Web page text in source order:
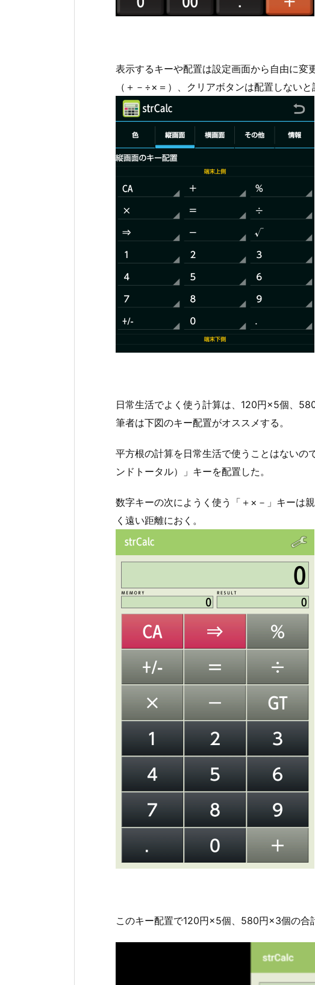
表示するキーや配置は設定画面から自由に
（＋－÷×＝）、クリアボタンは配置しない
日常生活でよく使う計算は、120円×5個、
筆者は下図のキー配置がオススメする。
平方根の計算を日常生活で使うことはない
ンドトータル）」キーを配置した。
数字キーの次にようく使う「＋×－」キーは
く遠い距離におく。
このキー配置で120円×5個、580円×3個の合